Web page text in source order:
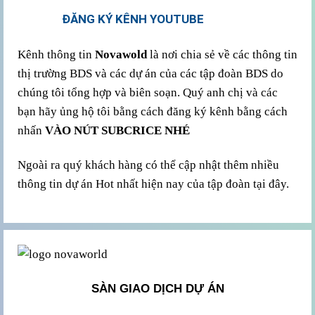
ĐĂNG KÝ KÊNH YOUTUBE
Kênh thông tin Novawold là nơi chia sẻ về các thông tin
thị trường BDS và các dự án của các tập đoàn BDS do
chúng tôi tổng hợp và biên soạn. Quý anh chị và các
bạn hãy ủng hộ tôi bằng cách đăng ký kênh bằng cách
nhấn VÀO NÚT SUBCRICE NHÉ
Ngoài ra quý khách hàng có thể cập nhật thêm nhiều
thông tin dự án Hot nhất hiện nay của tập đoàn tại đây.
SÀN GIAO DỊCH DỰ ÁN